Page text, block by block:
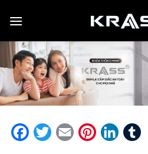
đến
dung
Facebook
TwitterEmail PinterestLinkedIn